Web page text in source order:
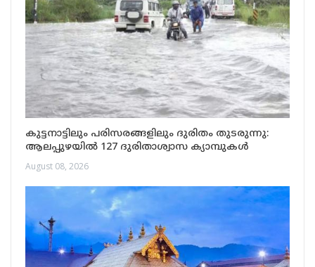
കുട്ടനാട്ടിലും പരിസരങ്ങളിലും ദുരിതം തുടരുന്നു:
ആലപ്പുഴയിൽ 127 ദുരിതാശ്വാസ ക്യാമ്പുകൾ
August 08, 2026